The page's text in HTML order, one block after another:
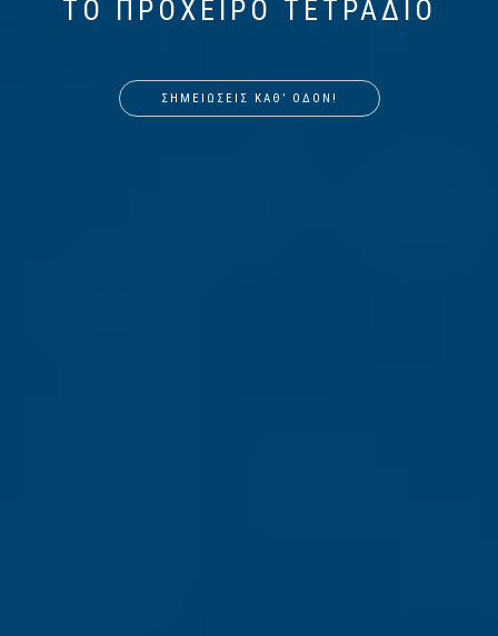
ΤΟ ΠΡΟΧΕΙΡΟ ΤΕΤΡΑΔΙΟ
ΣΗΜΕΙΩΣΕΙΣ ΚΑΘʼ ΟΔΟΝ!